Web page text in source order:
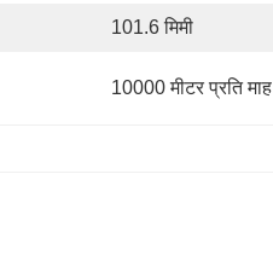
101.6 मिमी
10000 मीटर प्रति माह